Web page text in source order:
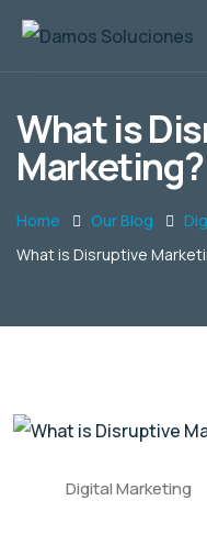
What is
Marketing?
Home Our Blog
What is Disruptive
Digital Marketing